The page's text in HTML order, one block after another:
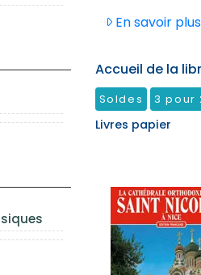
En savoir plus
Accueil de la
Soldes 3 pour
Livres papier